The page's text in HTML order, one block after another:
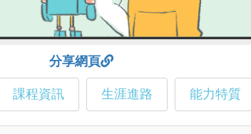
分享網頁
課程資訊 生涯進路 能力特質